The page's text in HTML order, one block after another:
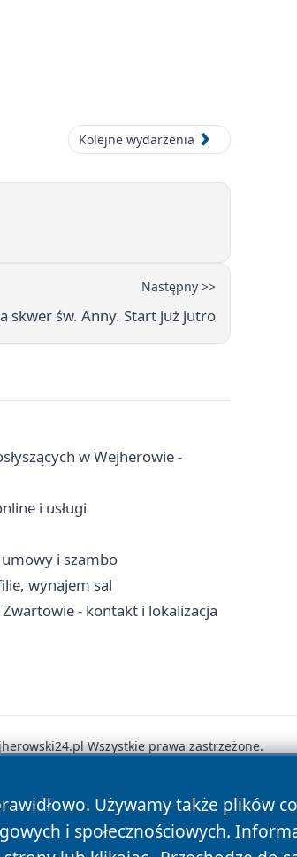
Kolejne wydarzenia
Następny >>
skwer św. Anny. Start już jutro
w Wejherowie -
i usługi
i szambo
wynajem sal
Zwartowie - kontakt i lokalizacja
Używamy także plików
i społecznościowych.
Wszystkie prawa zastrzeżone.
Prywatności Polityka Cookies